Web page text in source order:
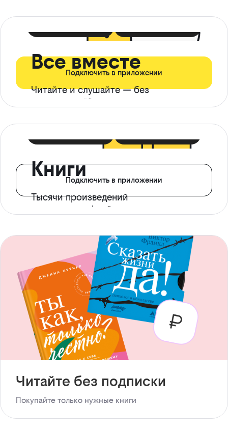
Все вместе
Читайте и слушайте — без
ограничений*
Подключить в приложении
Книги
Тысячи произведений
с доступом офлайн
Подключить в приложении
Читайте без подписки
Покупайте только нужные книги